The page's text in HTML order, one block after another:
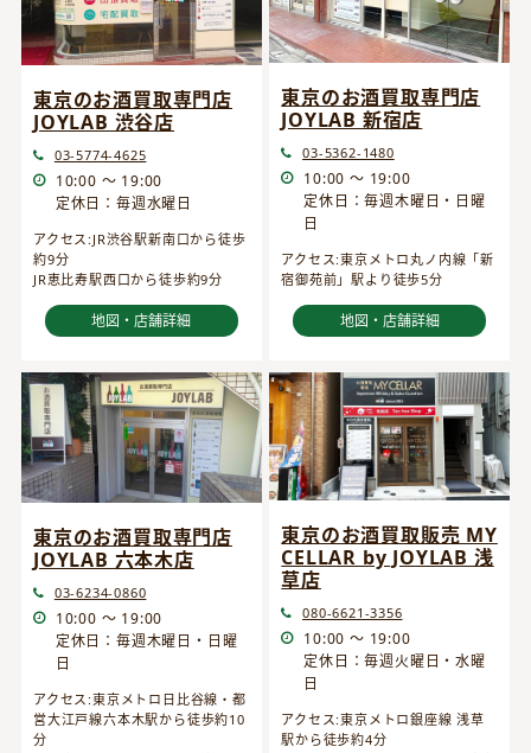
東京のお酒買取専門店
JOYLAB 渋谷店
03-5774-4625
10:00 ～ 19:00
定休日：毎週水曜日
アクセス:JR渋谷駅新南口から徒歩
約9分
JR恵比寿駅西口から徒歩約9分
地図・店舗詳細
東京のお酒買取専門店
JOYLAB 新宿店
03-5362-1480
10:00 ～ 19:00
定休日：毎週木曜日・日曜
日
アクセス:東京メトロ丸ノ内線「新
宿御苑前」駅より徒歩5分
地図・店舗詳細
東京のお酒買取専門店
JOYLAB 六本木店
03-6234-0860
10:00 ～ 19:00
定休日：毎週木曜日・日曜
日
アクセス:東京メトロ日比谷線・都
営大江戸線六本木駅から徒歩約10
分
東京のお酒買取販売 MY
CELLAR by JOYLAB 浅
草店
080-6621-3356
10:00 ～ 19:00
定休日：毎週火曜日・水曜
日
アクセス:東京メトロ銀座線 浅草
駅から徒歩約4分